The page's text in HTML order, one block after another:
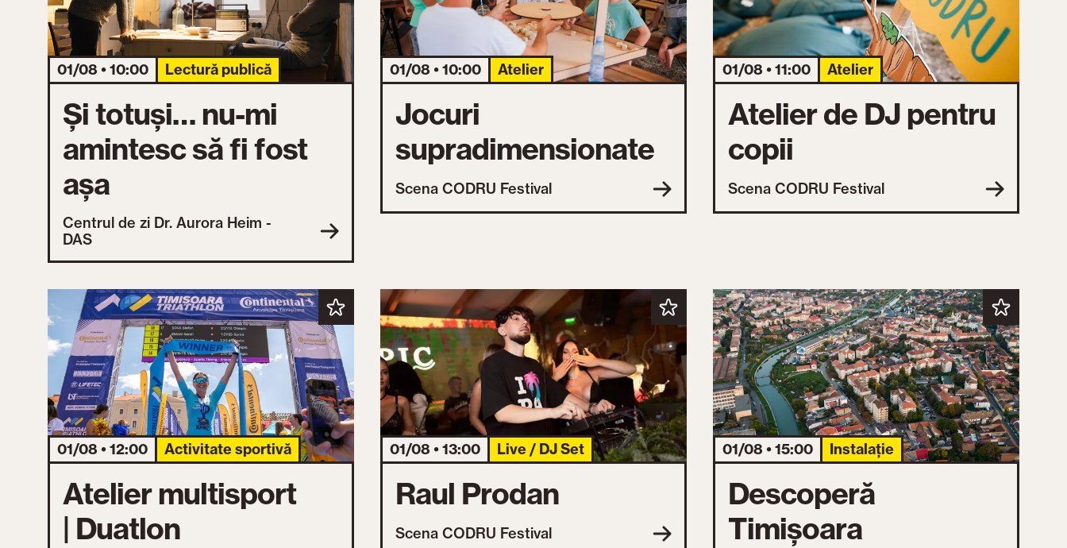
01/08 • 10:00 Lectură publică
Și totuși… nu-mi
amintesc să fi fost
așa
Centrul de zi Dr. Aurora Heim -
DAS
01/08 • 10:00 Atelier
Jocuri
supradimensionate
Scena CODRU Festival
01/08 • 11:00 Atelier
Atelier de DJ pentru
copii
Scena CODRU Festival
01/08 • 12:00 Activitate sportivă
Atelier multisport
| Duatlon
01/08 • 13:00 Live / DJ Set
Raul Prodan
Scena CODRU Festival
01/08 • 15:00 Instalație
Descoperă
Timișoara